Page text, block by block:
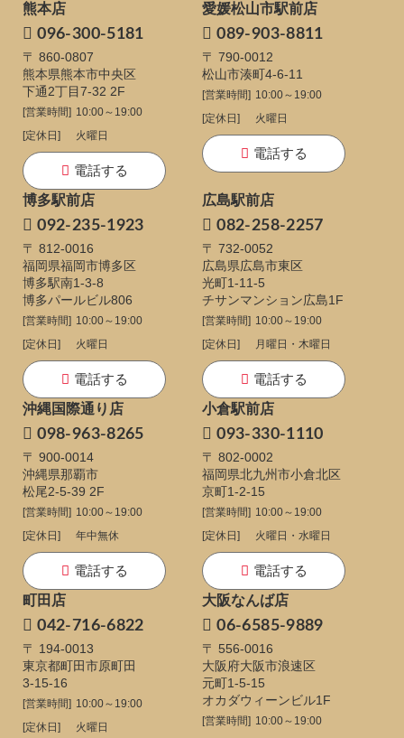
熊本店
096-300-5181
〒 860-0807
熊本県熊本市中央区
下通2丁目7-32 2F
[営業時間] 10:00～19:00
[定休日]
火曜日
電話する
愛媛松山市駅前店
089-903-8811
〒 790-0012
松山市湊町4-6-11
[営業時間] 10:00～19:00
[定休日]
火曜日
電話する
博多駅前店
092-235-1923
〒 812-0016
福岡県福岡市博多区
博多駅南1-3-8
博多パールビル806
[営業時間] 10:00～19:00
[定休日]
火曜日
電話する
広島駅前店
082-258-2257
〒 732-0052
広島県広島市東区
光町1-11-5
チサンマンション広島1F
[営業時間] 10:00～19:00
[定休日]
月曜日・木曜日
電話する
沖縄国際通り店
098-963-8265
〒 900-0014
沖縄県那覇市
松尾2-5-39 2F
[営業時間] 10:00～19:00
[定休日]
年中無休
電話する
小倉駅前店
093-330-1110
〒 802-0002
福岡県北九州市小倉北区
京町1-2-15
[営業時間] 10:00～19:00
[定休日]
火曜日・水曜日
電話する
町田店
042-716-6822
〒 194-0013
東京都町田市原町田
3-15-16
[営業時間] 10:00～19:00
[定休日]
火曜日
大阪なんば店
06-6585-9889
〒 556-0016
大阪府大阪市浪速区
元町1-5-15
オカダウィーンビル1F
[営業時間] 10:00～19:00